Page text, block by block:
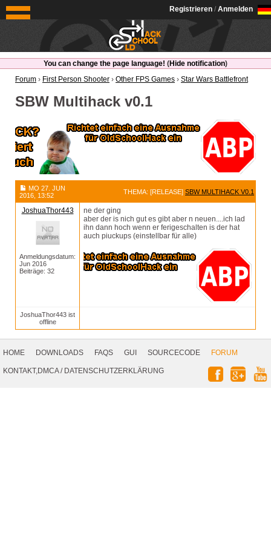
OldSchoolHack
Registrieren / Anmelden
You can change the page language! (Hide notification)
Forum › First Person Shooter › Other FPS Games › Star Wars Battlefront
SBW Multihack v0.1
MO 27. JUN
2016, 13:52
THEMA: [RELEASE] SBW MULTIHACK V0.1
JoshuaThor443
Anmeldungsdatum:
Jun 2016
Beiträge: 32
ne der ging
aber der is nich gut es gibt aber n neuen....ich lad
ihn dann hoch wenn er ferigeschalten is der hat
auch piuckups (einstellbar für alle)
JoshuaThor443 ist
offline
Navigation
HOME DOWNLOADS FAQS GUI SOURCECODE
FORUM
KONTAKT,DMCA/ DATENSCHUTZERKLÄRUNG